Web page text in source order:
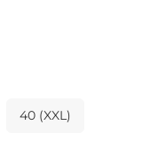
40 (XXL)